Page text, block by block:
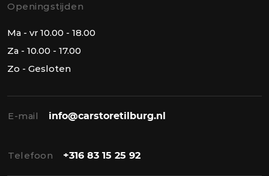
Openingstijden
Ma - vr 10.00 - 18.00
Za - 10.00 - 17.00
Zo - Gesloten
E-mail info@carstoretilburg.nl
Telefoon +316 83 15 25 92